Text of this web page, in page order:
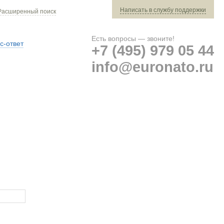
поиск Написать в службу поддержки
ответ
Есть вопросы — звоните!
+7 (495) 979 05 44
info@euronato.ru